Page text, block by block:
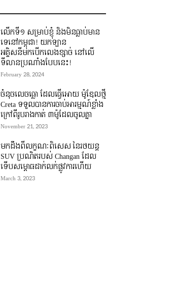
លើកទី១ សម្រាប់ខ្ញុំ និងមិនធ្លាប់មាន
ទេនៅកម្ពុជា! យកឡាន
អគ្គិសនីមកបើកលេងខ្សាច់ នៅលើ
ទីលានប្រណាំងបែបនេះ!
February 28, 2024
ចំនុចលេចធ្លោ ដែលធ្វើអោយ ម៉ូឌែលថ្មី
Creta ទទួលបានការចាប់អារម្មណ៍ខ្លាំង
ក្រៅពីរូបរាងកាត់ ៣ម៉ូដែលចូលគ្នា
November 21, 2023
មកដឹងពីលក្ខណៈពិសេស នៃរថយន្ត
SUV ប្រណិតរបស់ Changan ដែល
ទើបសម្ភោធដាក់លក់ផ្លូវការហើយ
March 3, 2023